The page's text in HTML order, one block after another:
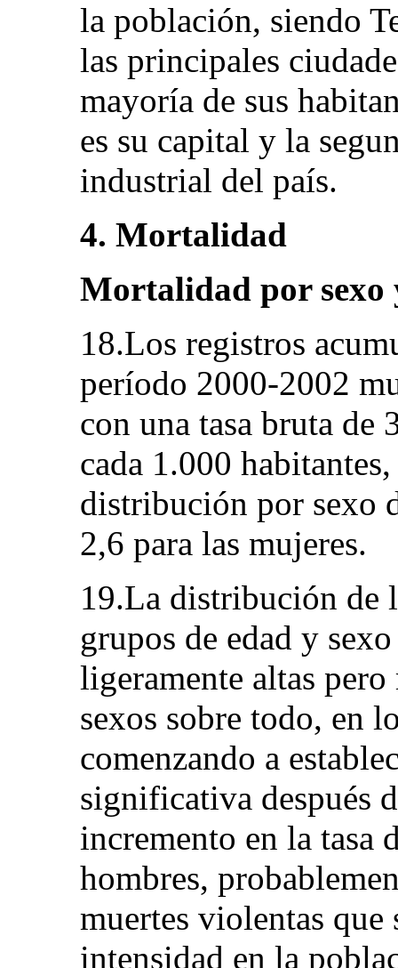
la población, siendo
las principales
mayoría de sus
es su capital y la
industrial del país.
4. Mortalidad
Mortalidad por sexo
18.Los registros
período 2000-2002
con una tasa bruta de
cada 1.000
distribución por sexo
2,6 para las mujeres.
19.La distribución de
grupos de edad y
ligeramente altas
sexos sobre todo, en
comenzando a
significativa después
incremento en la tasa
hombres,
muertes violentas que
intensidad en la